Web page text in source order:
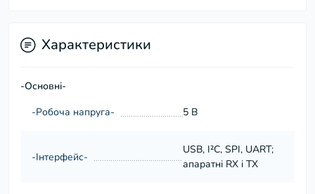
Характеристики
-Основні-
-Робоча напруга-
5 В
-Інтерфейс-
USB, I²C, SPI, UART;
апаратні RX і TX